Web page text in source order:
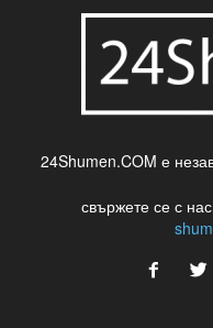
24Shumen.COM е
свържете се с